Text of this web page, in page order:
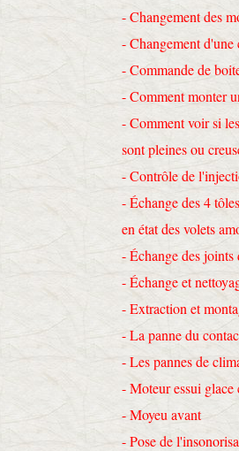
- Changement des
- Changement d'une
- Commande de
- Comment monter
- Comment voir si
sont pleines ou
- Contrôle de
- Échange des 4
en état des volets
- Échange des
- Échange et
- Extraction et
- La panne du
- Les pannes de
- Moteur essui glace
- Moyeu avant
- Pose de